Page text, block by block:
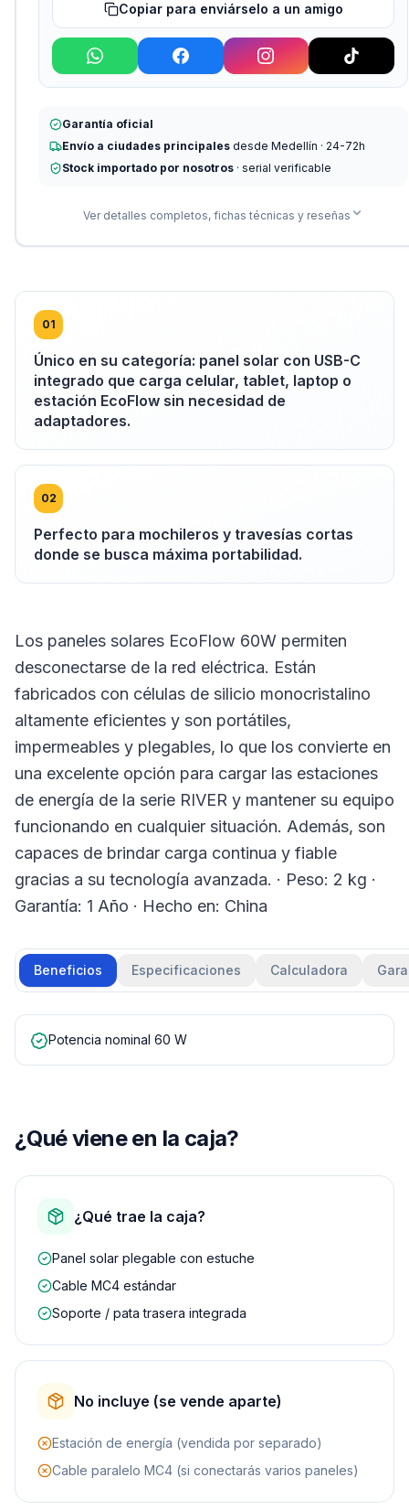
Copiar para enviárselo a un amigo
Garantía oficial
Envío a ciudades principales desde Medellín · 24-72h
Stock importado por nosotros · serial verificable
Ver detalles completos, fichas técnicas y reseñas
01
Único en su categoría: panel solar con USB-C
integrado que carga celular, tablet, laptop o
estación EcoFlow sin necesidad de
adaptadores.
02
Perfecto para mochileros y travesías cortas
donde se busca máxima portabilidad.
Los paneles solares EcoFlow 60W permiten
desconectarse de la red eléctrica. Están
fabricados con células de silicio monocristalino
altamente eficientes y son portátiles,
impermeables y plegables, lo que los convierte en
una excelente opción para cargar las estaciones
de energía de la serie RIVER y mantener su equipo
funcionando en cualquier situación. Además, son
capaces de brindar carga continua y fiable
gracias a su tecnología avanzada. · Peso: 2 kg ·
Garantía: 1 Año · Hecho en: China
Beneficios Especificaciones Calculadora
Potencia nominal 60 W
¿Qué viene en la caja?
¿Qué trae la caja?
Panel solar plegable con estuche
Cable MC4 estándar
Soporte / pata trasera integrada
No incluye (se vende aparte)
Estación de energía (vendida por separado)
Cable paralelo MC4 (si conectarás varios paneles)